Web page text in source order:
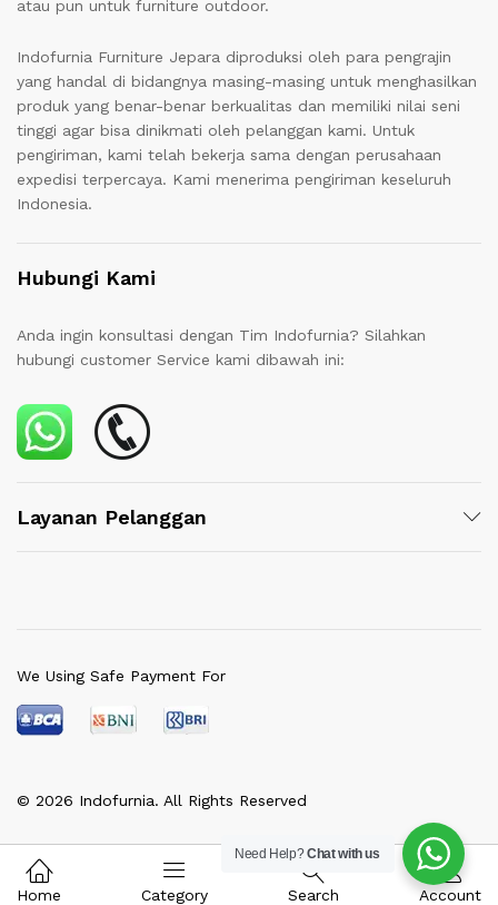
atau pun untuk furniture outdoor.
Indofurnia Furniture Jepara diproduksi oleh para pengrajin
yang handal di bidangnya masing-masing untuk menghasilkan
produk yang benar-benar berkualitas dan memiliki nilai seni
tinggi agar bisa dinikmati oleh pelanggan kami. Untuk
pengiriman, kami telah bekerja sama dengan perusahaan
expedisi terpercaya. Kami menerima pengiriman keseluruh
Indonesia.
Hubungi Kami
Anda ingin konsultasi dengan Tim Indofurnia? Silahkan
hubungi customer Service kami dibawah ini:
Layanan Pelanggan
© 2026 Indofurnia. All Rights Reserved
We Using Safe Payment For
Need Help?Chat with us
Home Category Search Account